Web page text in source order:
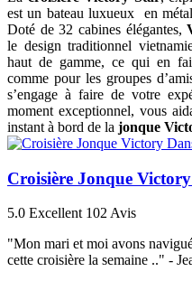
est un bateau luxueux en
Doté de 32 cabines élégantes,
le design traditionnel
haut de gamme, ce qui en
comme pour les groupes
s’engage à faire de votre
moment exceptionnel, vous
instant à bord de la jonque
Croisière Jonque
5.0 Excellent 102 Avis
"Mon mari et moi avons
cette croisière la semaine .." -